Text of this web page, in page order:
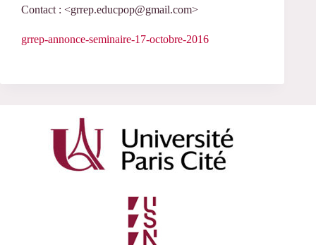
Contact : <grrep.educpop@gmail.com>
grrep-annonce-seminaire-17-octobre-2016